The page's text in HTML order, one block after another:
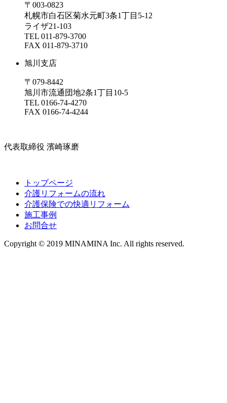
〒003-0823
札幌市白石区菊水元町3条1丁目5-12
ライザ21-103
TEL 011-879-3700
FAX 011-879-3710
旭川支店
〒079-8442
旭川市流通団地2条1丁目10-5
TEL 0166-74-4270
FAX 0166-74-4244
代表取締役 濱崎琢磨
トップページ
介護リフォームの流れ
介護保険での快適リフォーム
施工事例
お問合せ
Copyright © 2019 MINAMINA Inc. All rights reserved.